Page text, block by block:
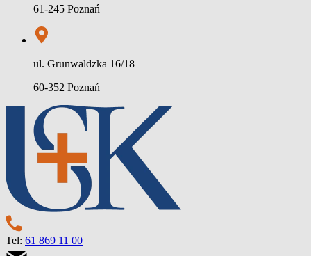
61-245 Poznań
ul. Grunwaldzka 16/18
60-352 Poznań
Tel: 61 869 11 00